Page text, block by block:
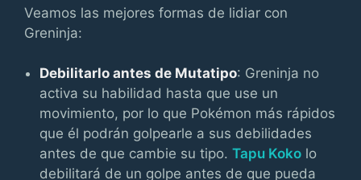
Veamos las mejores formas de lidiar con
Greninja:
Debilitarlo antes de Mutatipo: Greninja no
activa su habilidad hasta que use un
movimiento, por lo que Pokémon más rápidos
que él podrán golpearle a sus debilidades
antes de que cambie su tipo.Tapu Koko lo
debilitará de un golpe antes de que pueda